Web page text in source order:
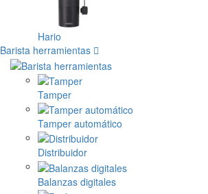
Hario
Barista herramientas
Tamper
Tamper automático
Distribuidor
Balanzas digitales